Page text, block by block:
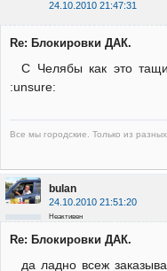
24.10.2010 21:47:31
Re: Блокировки ДАК.
С Челябы как это
:unsure:
Все мы городские. Только из
bulan
24.10.2010 21:51:20
Неактивен
Re: Блокировки ДАК.
да ладно всеж